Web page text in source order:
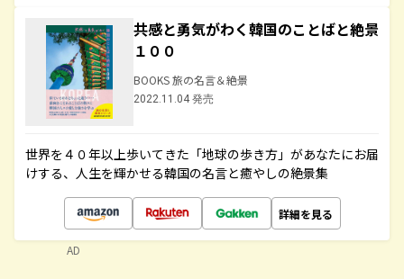
共感と勇気がわく韓国のことばと絶景
１００
BOOKS 旅の名言＆絶景
2022.11.04 発売
世界を４０年以上歩いてきた「地球の歩き方」があなたにお届
けする、人生を輝かせる韓国の名言と癒やしの絶景集
詳細を見る
AD